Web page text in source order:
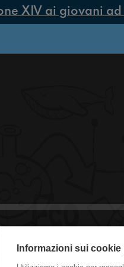
XIV ai giovani ad
#na
Informazioni sui